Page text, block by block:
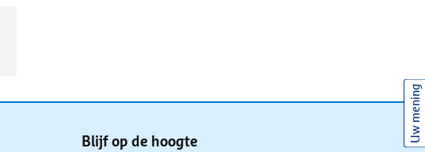
Blijf op de hoogte Uw mening